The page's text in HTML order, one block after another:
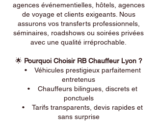
agences événementielles, hôtels, agences
de voyage et clients exigeants. Nous
assurons vos transferts professionnels,
séminaires, roadshows ou soirées privées
avec une qualité irréprochable.
🌟 Pourquoi Choisir RB Chauffeur Lyon ?
• Véhicules prestigieux parfaitement
entretenus
• Chauffeurs bilingues, discrets et
ponctuels
• Tarifs transparents, devis rapides et
sans surprise